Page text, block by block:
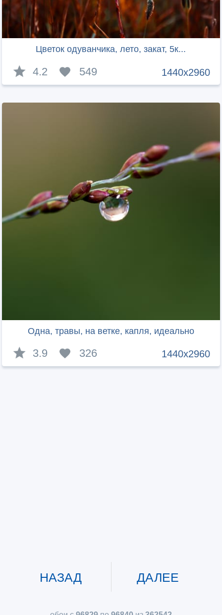
Цветок одуванчика, лето, закат, 5к...
1440x2960
4.2 549
Одна, травы, на ветке, капля, идеально
1440x2960
3.9 326
НАЗАД ДАЛЕЕ